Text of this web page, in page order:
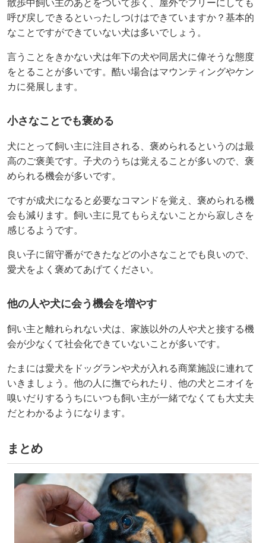
散歩中飼い主のあとをついて歩く、屋外でフリーにしても
呼び戻しできるといったしつけはできていますか？基本的
なことですができていない犬は多いでしょう。
言うことをきかない犬は年下の犬や同居犬に偉そうな態度
をとることが多いです。酷い場合はマウンティングやケン
カに発展します。
小さなことでも褒める
犬にとって飼い主に注目される、褒められるというのは最
高のご褒美です。子犬のうちは覚えることが多いので、褒
められる機会が多いです。
ですが成犬になると必要なコマンドを覚え、褒められる機
会も減ります。飼い主に見てもらえないことから寂しさを
感じるようです。
良い子に留守番ができたなどの小さなことでも良いので、
愛犬をよく褒めてあげてください。
他の人や犬に会う機会を増やす
飼い主と離れられない犬は、家族以外の人や犬と接する機
会が少なくて社会化できていないことが多いです。
たまには愛犬をドッグランや犬が入れる商業施設に連れて
いきましょう。他の人に撫でられたり、他の犬とニオイを
嗅いだりするうちにいつも飼い主が一緒でなくても大丈夫
だとわかるようになります。
まとめ